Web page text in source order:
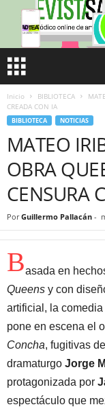
Inicio BIBLIOTECA
CREADA CON IA
BIBLIOTECA NOTICIAS
MATEO
OBRA
CENSURA
Por Guillermo Pallacán -
Basada en
Queens y con
artificial, la comedia
pone en escena el
Concha, fugitivas
dramaturgo Jorge
protagonizada por
espectáculo que